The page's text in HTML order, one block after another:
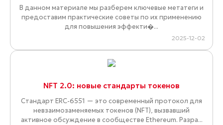
В данном материале мы разберем ключевые метатеги и
предоставим практические советы по их применению
для повышения эффекти�...
2025-12-02
NFT 2.0: новые стандарты токенов
Стандарт ERC-6551 — это современный протокол для
невзаимозаменяемых токенов (NFT), вызвавший
активное обсуждение в сообществе Ethereum. Разра...